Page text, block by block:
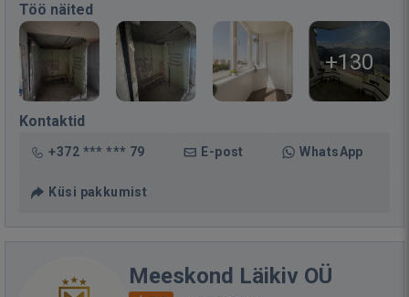
Töö näited
+130
Kontaktid
+372 *** *** 79 E-post WhatsApp
Küsi pakkumist
Meeskond Läikiv OÜ